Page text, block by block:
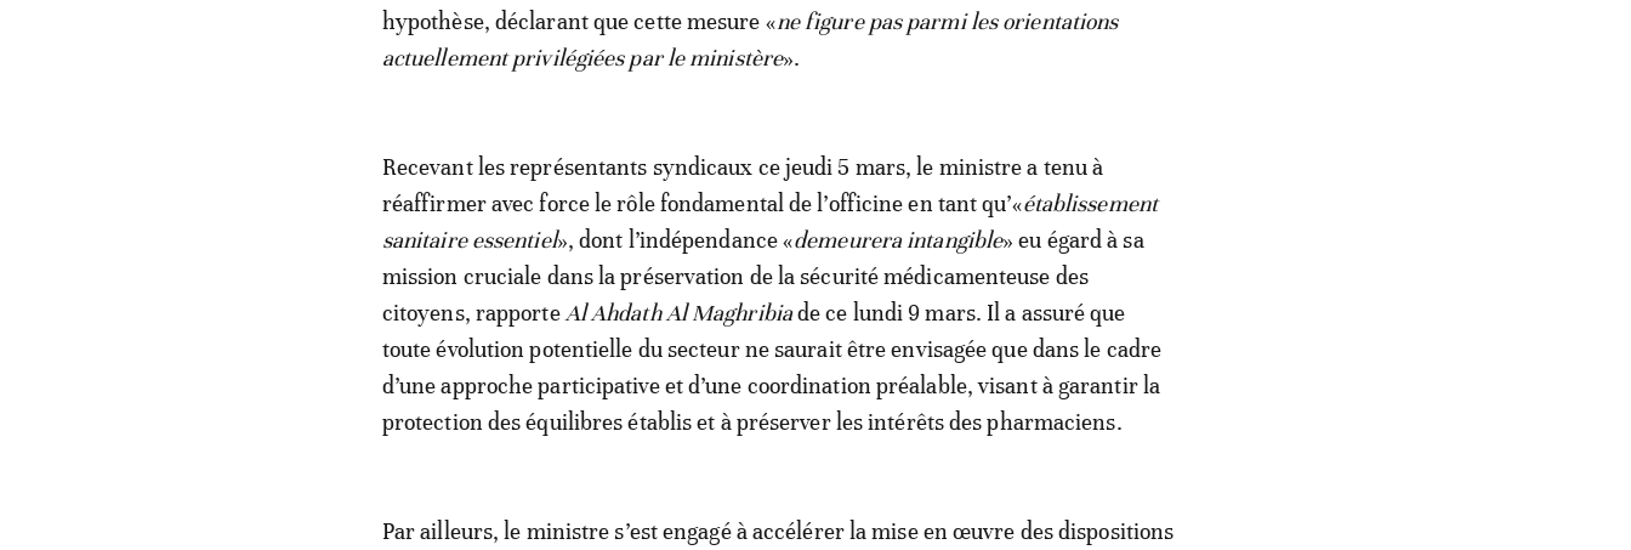
hypothèse, déclarant que cette mesure «ne figure pas parmi les orientations
actuellement privilégiées par le ministère».
Recevant les représentants syndicaux ce jeudi 5 mars, le ministre a tenu à
réaffirmer avec force le rôle fondamental de l’officine en tant qu’«établissement
sanitaire essentiel», dont l’indépendance «demeurera intangible» eu égard à sa
mission cruciale dans la préservation de la sécurité médicamenteuse des
citoyens, rapporte Al Ahdath Al Maghribiade ce lundi 9 mars. Il a assuré que
toute évolution potentielle du secteur ne saurait être envisagée que dans le cadre
d’une approche participative et d’une coordination préalable, visant à garantir la
protection des équilibres établis et à préserver les intérêts des pharmaciens.
Par ailleurs, le ministre s’est engagé à accélérer la mise en œuvre des dispositions